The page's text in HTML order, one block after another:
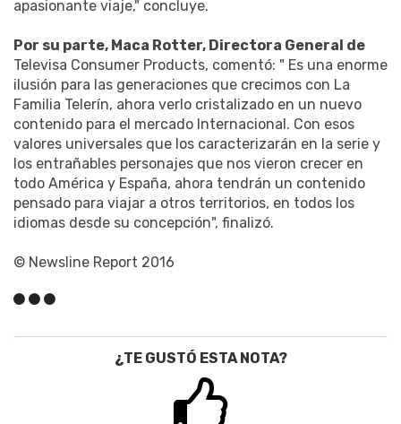
apasionante viaje," concluye.
Por su parte, Maca Rotter, Directora General de
Televisa Consumer Products, comentó: " Es una enorme
ilusión para las generaciones que crecimos con La
Familia Telerín, ahora verlo cristalizado en un nuevo
contenido para el mercado Internacional. Con esos
valores universales que los caracterizarán en la serie y
los entrañables personajes que nos vieron crecer en
todo América y España, ahora tendrán un contenido
pensado para viajar a otros territorios, en todos los
idiomas desde su concepción", finalizó.
© Newsline Report 2016
¿TE GUSTÓ ESTA NOTA?